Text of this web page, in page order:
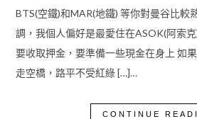
BTS(空鐵)和MAR(地鐵) 等你對曼谷比較
調，我個人偏好是最愛住在ASOK(阿索
要收取押金，要準備一些現金在身上 如
走空橋，路平不受紅綠 […]…
CONTINUE